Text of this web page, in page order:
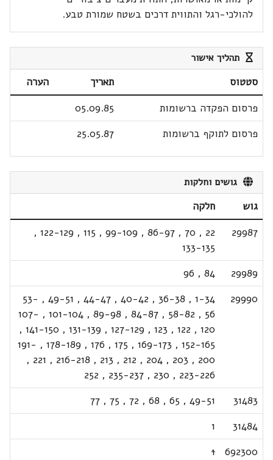
להולכי-רגל והתווית דרכים בשטח שמורת טבע.
תהליך אישור
סטטוס תאריך
הערה
פרסום הפקדה ברשומות
05.09.85
פרסום לתוקף ברשומות
25.05.87
גושים וחלקות
גוש
חלקה
29987
22
,
70
,
86-97
,
99-109
,
115
,
122-129
,
133-135
29989
84
,
96
29990
1-34
,
36-38
,
40-42
,
44-47
,
49-51
,
53-
56
,
58-82
,
84-87
,
89-98
,
101-104
,
107-
120
,
122
,
123
,
127-129
,
131-139
,
141-150
,
152-165
,
169-173
,
175
,
176
,
178-189
,
191-
200
,
203
,
204
,
212
,
213
,
216-218
,
221
,
223-226
,
230
,
235-237
,
252
31483
49-51
,
65
,
68
,
72
,
75
,
77
31484
1
692300
1